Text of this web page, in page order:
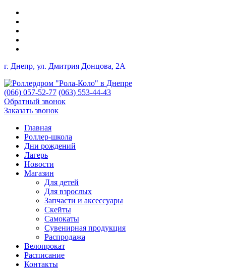
г. Днепр, ул. Дмитрия Донцова, 2A
(066) 057-52-77 (063) 553-44-43
Обратный звонок
Заказать звонок
Главная
Роллер-школа
Дни рождений
Лагерь
Новости
Магазин
Для детей
Для взрослых
Запчасти и аксессуары
Скейты
Самокаты
Сувенирная продукция
Распродажа
Велопрокат
Расписание
Контакты